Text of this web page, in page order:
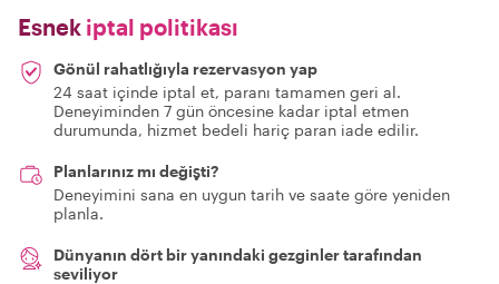
Esnek iptal politikası
Gönül rahatlığıyla rezervasyon yap
24 saat içinde iptal et, paranı tamamen geri al.
Deneyiminden 7 gün öncesine kadar iptal etmen
durumunda, hizmet bedeli hariç paran iade edilir.
Planlarınız mı değişti?
Deneyimini sana en uygun tarih ve saate göre yeniden
planla.
Dünyanın dört bir yanındaki gezginler tarafından
seviliyor